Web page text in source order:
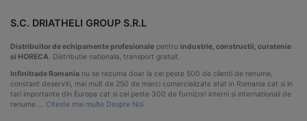
S.C. DRIATHELI GROUP S.R.L
Distribuitor de echipamente profesionale pentru industrie, constructii, curatenie
si HORECA . Distributie nationala, transport gratuit.
Infinitrade Romania nu se rezuma doar la cei peste 500 de clienti de renume,
constant deserviti, mai mult de 250 de marci comercializate atat in Romania cat si in
tari importante din Europa cat si cei peste 300 de furnizori interni si internationali de
renume … Citeste mai multe Despre Noi